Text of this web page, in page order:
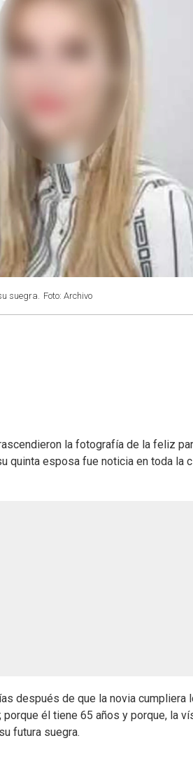
suegra. Foto: Archivo
la fotografía de la feliz
quinta esposa fue noticia en toda la
después de que la novia cumpliera
él tiene 65 años y porque, la
futura suegra.